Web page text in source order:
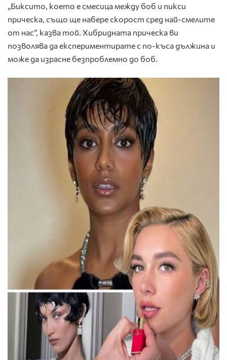
„Биксито, което е смесица между боб и пикси
прическа, също ще набере скорост сред най-смелите
от нас“, казва той. Хибридната прическа ви
позволява да експериментирате с по-къса дължина и
може да израсне безпроблемно до боб.